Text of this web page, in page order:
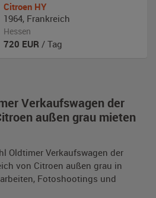
Verkaufswagen der
außen grau mieten
Oldtimer Verkaufswagen der
von Citroen außen grau in
Fotoshootings und
Citroen HY
1964, Frankreich
Hessen
720 EUR / Tag